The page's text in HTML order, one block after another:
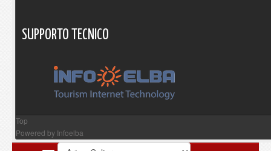
SUPPORTO TECNICO
Top
Powered by Infoelba